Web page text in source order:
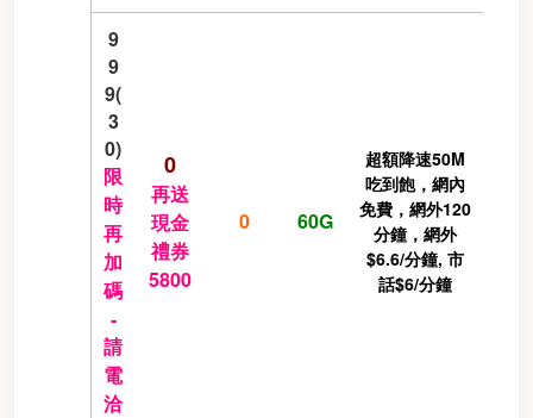
9
9
9(
3
0)
限
時
再
加
碼
-
請
電
洽
0
再送
現金
禮券
5800
0 60G
超額降速50M
吃到飽，網內
免費，網外120
分鐘，網外
$6.6/分鐘, 市
話$6/分鐘